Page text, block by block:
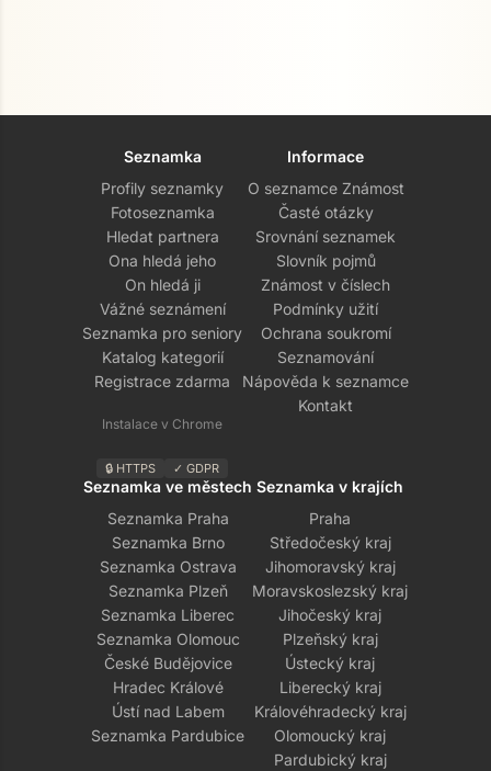
Seznamka
Profily seznamky
Fotoseznamka
Hledat partnera
Ona hledá jeho
On hledá ji
Vážné seznámení
Seznamka pro seniory
Katalog kategorií
Registrace zdarma
Instalace v Chrome
🔒 HTTPS ✓ GDPR
Informace
O seznamce Známost
Časté otázky
Srovnání seznamek
Slovník pojmů
Známost v číslech
Podmínky užití
Ochrana soukromí
Seznamování
Nápověda k seznamce
Kontakt
Seznamka ve městech
Seznamka Praha
Seznamka Brno
Seznamka Ostrava
Seznamka Plzeň
Seznamka Liberec
Seznamka Olomouc
České Budějovice
Hradec Králové
Ústí nad Labem
Seznamka Pardubice
Seznamka v krajích
Praha
Středočeský kraj
Jihomoravský kraj
Moravskoslezský kraj
Jihočeský kraj
Plzeňský kraj
Ústecký kraj
Liberecký kraj
Královéhradecký kraj
Olomoucký kraj
Pardubický kraj